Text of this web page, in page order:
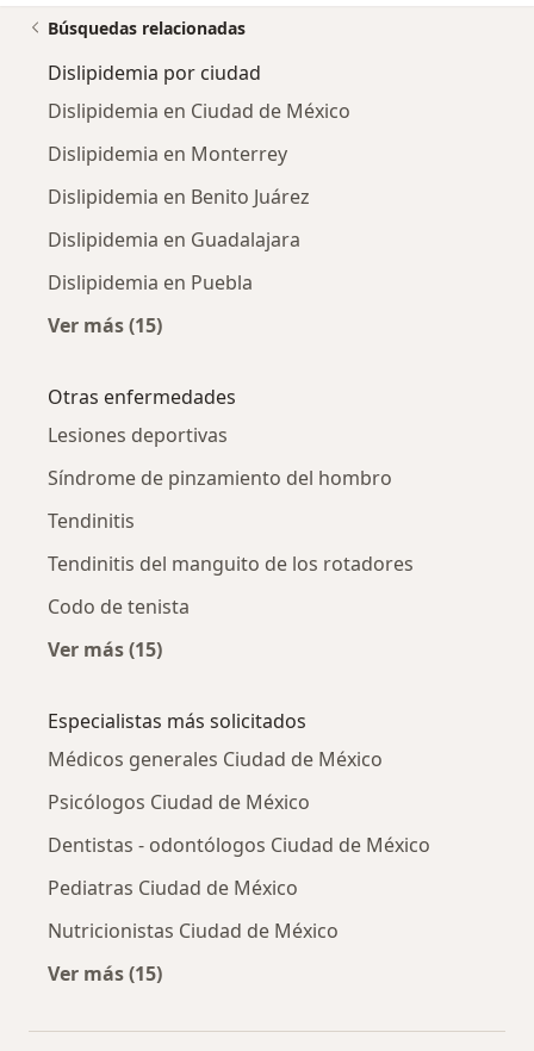
Búsquedas relacionadas
Dislipidemia por ciudad
Dislipidemia en Ciudad de México
Dislipidemia en Monterrey
Dislipidemia en Benito Juárez
Dislipidemia en Guadalajara
Dislipidemia en Puebla
Ver más (15)
Otras enfermedades
Lesiones deportivas
Síndrome de pinzamiento del hombro
Tendinitis
Tendinitis del manguito de los rotadores
Codo de tenista
Ver más (15)
Especialistas más solicitados
Médicos generales Ciudad de México
Psicólogos Ciudad de México
Dentistas - odontólogos Ciudad de México
Pediatras Ciudad de México
Nutricionistas Ciudad de México
Ver más (15)